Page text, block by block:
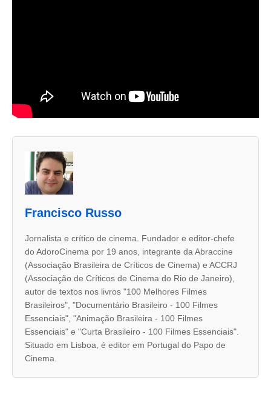
u
Francisco Russo
Jornalista e crítico de cinema. Fundador e editor-chefe
do AdoroCinema por 19 anos, integrante da Abraccine
(Associação Brasileira de Críticos de Cinema) e ACCRJ
(Associação de Críticos de Cinema do Rio de Janeiro),
autor de textos nos livros "100 Melhores Filmes
Brasileiros", "Documentário Brasileiro - 100 Filmes
Essenciais", "Animação Brasileira - 100 Filmes
Essenciais" e "Curta Brasileiro - 100 Filmes Essenciais".
Situado em Lisboa, é editor em Portugal do Papo de
Cinema.